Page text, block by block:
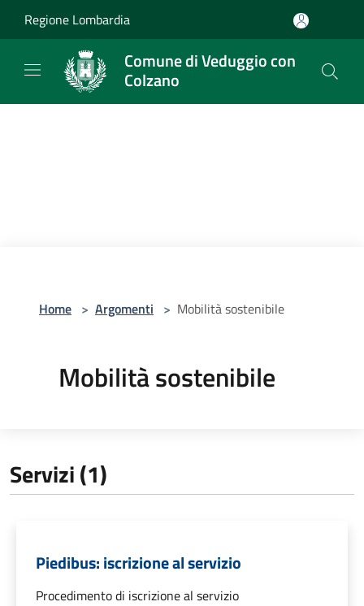
Regione Lombardia
Comune di Veduggio con
Colzano
Home > Argomenti > Mobilità sostenibile
Mobilità sostenibile
Servizi (1)
Piedibus: iscrizione al servizio
Procedimento di iscrizione al servizio